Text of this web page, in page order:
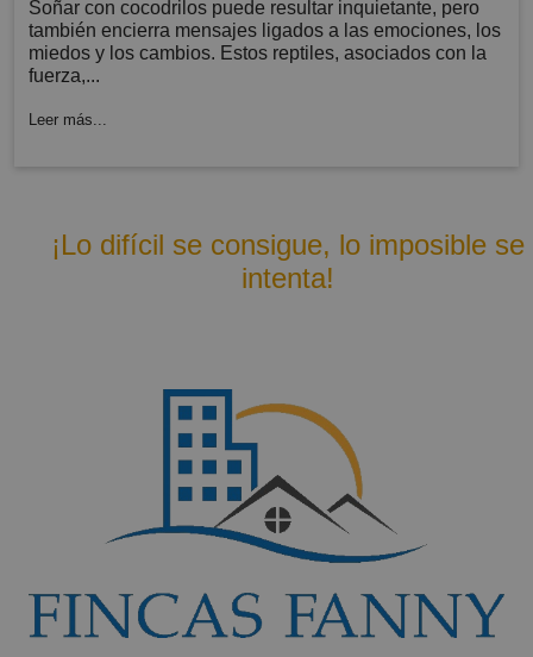
Soñar con cocodrilos puede resultar inquietante, pero
también encierra mensajes ligados a las emociones, los
miedos y los cambios. Estos reptiles, asociados con la
fuerza,...
Leer más...
¡Lo difícil se consigue, lo imposible se
intenta!